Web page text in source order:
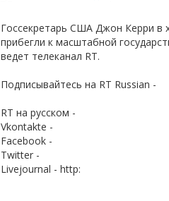
Госсекретарь США Джон Керри в
прибегли к масштабной
ведет телеканал RT.
Подписывайтесь на RT Russian -
RT на русском -
Vkontakte -
Facebook -
Twitter -
Livejournal - http: